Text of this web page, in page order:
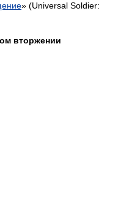
» (Universal Soldier:
вторжении